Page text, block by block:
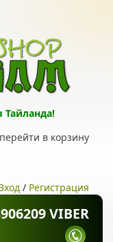
Тайланда!
перейти в корзину
/ Регистрация
VIBER